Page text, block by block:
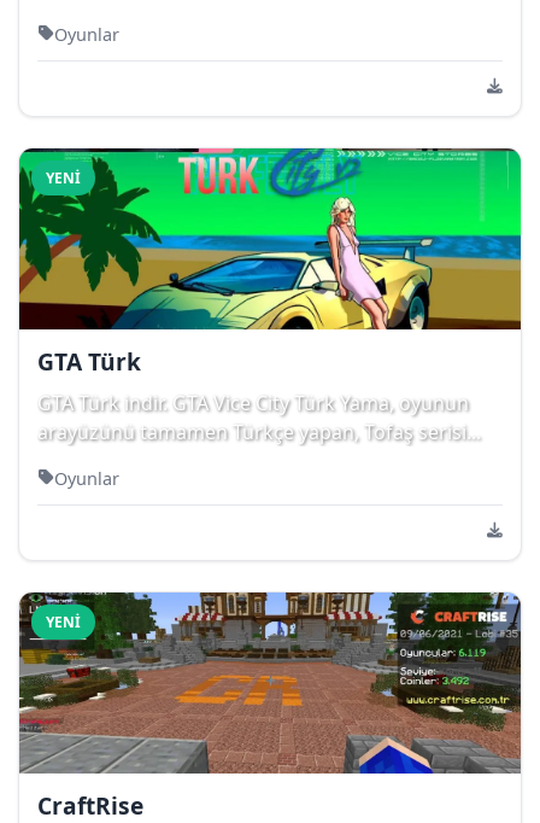
Oyunlar
YENI
GTA Türk
GTA Türk indir. GTA Vice City Türk Yama, oyunun
arayüzünü tamamen Türkçe yapan, Tofaş serisi...
Oyunlar
YENI
CraftRise